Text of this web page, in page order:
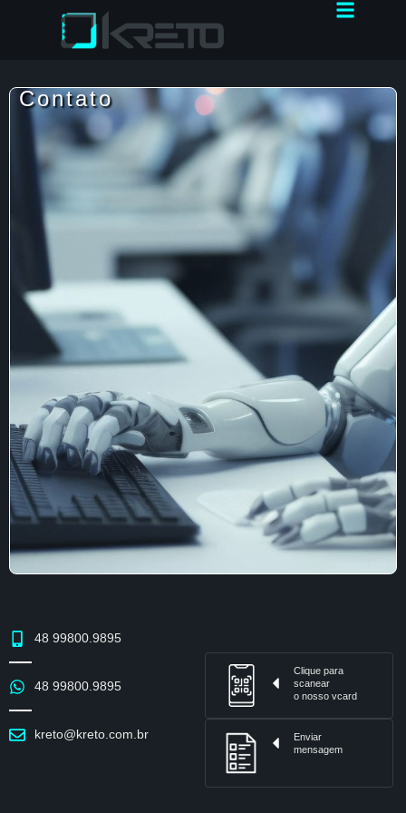
Contato
48 99800.9895
48 99800.9895
kreto@kreto.com.br
Clique para
scanear
o nosso vcard
Enviar
mensagem